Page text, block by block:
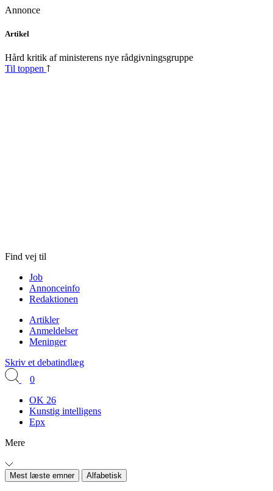
Annonce
Skip
content
Artikel
Hård kritik af ministerens nye rådgivningsgruppe
Til toppen
Find vej til
Job
Annonceinfo
Redaktionen
Artikler
Anmeldelser
Meninger
Skriv et debatindlæg
0
OK 26
Kunstig intelligens
Epx
Mere
Mest læste emner Alfabetisk